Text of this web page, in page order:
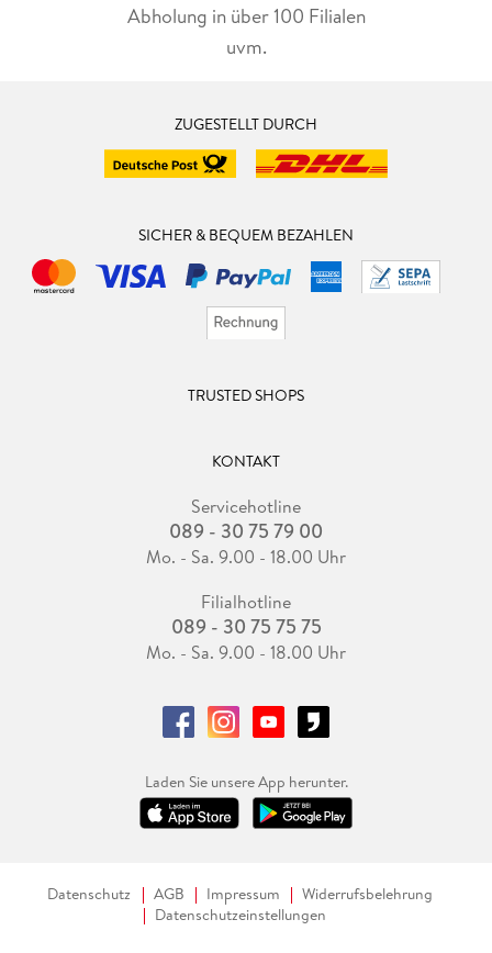
Abholung in über 100 Filialen
uvm.
ZUGESTELLT DURCH
SICHER & BEQUEM BEZAHLEN
TRUSTED SHOPS
KONTAKT
Servicehotline
089 - 30 75 79 00
Mo. - Sa. 9.00 - 18.00 Uhr
Filialhotline
089 - 30 75 75 75
Mo. - Sa. 9.00 - 18.00 Uhr
Laden Sie unsere App herunter.
Datenschutz AGB Impressum
Widerrufsbelehrung
Datenschutzeinstellungen